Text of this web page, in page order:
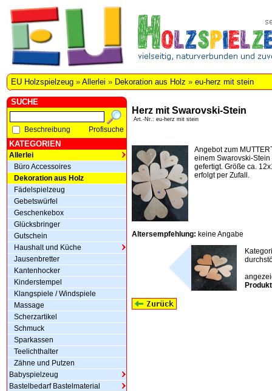
EU Holzspielzeug » Allerlei » Dekoration aus Holz » eu-herz mit stein
SUCHE
Beschreibung Profisuche
KATEGORIEN
Allerlei
Büro Accessoires
Dekoration aus Holz
Fädelspielzeug
Gebetswürfel
Geschenkebox
Glücksbringer
Gutschein
Haushalt und Küche
Jausenbretter
Kantenhocker
Kinderstempel
Klangspiele / Windspiele
Massage
Scherzartikel
Schmuck
Sparkassen
Teelichthalter
Zähne und Putzen
Babyspielzeug
Bastelbedarf Bastelmaterial
Herz mit Swarovski-Stein
Art.-Nr.: eu-herz mit stein
Angebot zum
einem Swarovski-
gefertigt. Größe ca.
erfolgt per Zufall.
Altersempfehlung: keine Angabe